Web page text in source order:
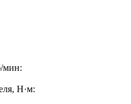
мин:
Н·м: